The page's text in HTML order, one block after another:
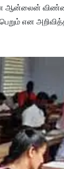
ஆன்​லைன்
என